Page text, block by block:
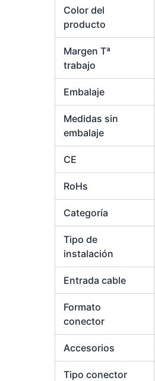
Color del
producto
Margen Tª
trabajo
Embalaje
Medidas sin
embalaje
CE
RoHs
Categoría
Tipo de
instalación
Entrada cable
Formato
conector
Accesorios
Tipo conector